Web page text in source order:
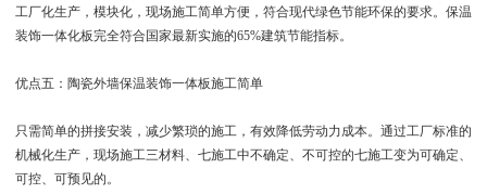
工厂化生产，模块化，现场施工简单方便，符合现代绿色节能环保的要求。保温
装饰一体化板完全符合国家最新实施的65%建筑节能指标。
优点五：陶瓷外墙保温装饰一体板施工简单
只需简单的拼接安装，减少繁琐的施工，有效降低劳动力成本。通过工厂标准的
机械化生产，现场施工三材料、七施工中不确定、不可控的七施工变为可确定、
可控、可预见的。